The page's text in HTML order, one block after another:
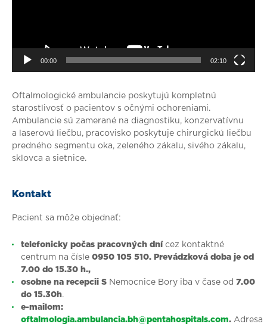
00:00 02:10
Oftalmologické ambulancie poskytujú kompletnú
starostlivosť o pacientov s očnými ochoreniami.
Ambulancie sú zamerané na diagnostiku, konzervatívnu
a laserovú liečbu, pracovisko poskytuje chirurgickú liečbu
predného segmentu oka, zeleného zákalu, sivého zákalu,
sklovca a sietnice.
Kontakt
Pacient sa môže objednať:
telefonicky počas pracovných dní cez kontaktné
centrum na čísle 0950 105 510. Prevádzková doba je od
7.00 do 15.30 h.,
osobne na recepcii S Nemocnice Bory iba v čase od 7.00
do 15.30h.
e-mailom:
oftalmologia.ambulancia.bh@pentahospitals.com. Adresa